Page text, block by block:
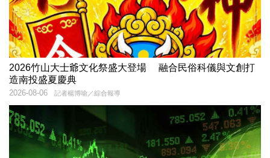
2026竹山大士爺文化祭盛大登場 融合民俗科儀與文創打
造南投盛夏慶典
記者楊博喻／綜合報導
2026-08-06